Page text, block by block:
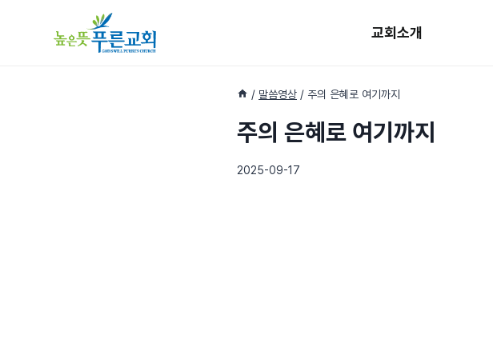
교회소개
/ 말씀영상 / 주의 은혜로 여기까지
주의 은혜로 여기까지
2025-09-17